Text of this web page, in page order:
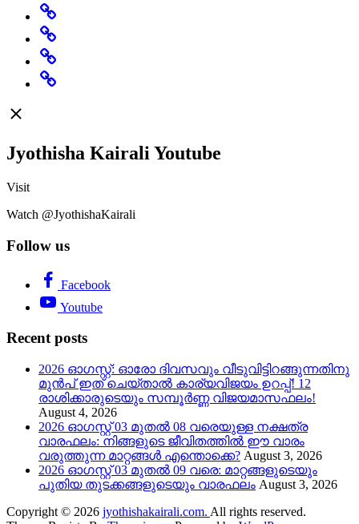
Specials
Rashi
Change
Believe
Featured
Jyothisha Kairali Youtube
Visit
Watch @JyothishaKairali
Follow us
Facebook
Youtube
Recent posts
2026 ഓഗസ്റ്റ്: ഓരോ ദിവസവും വീടുവിട്ടിറങ്ങുന്നതിനു
മുൻപ് ഇത് ചെയ്താൽ കാര്യവിജയം ഉറപ്പ്! 12
രാശിക്കാരുടെയും സമ്പൂർണ്ണ വിജയമാസഫലം!
August 4, 2026
2026 ഓഗസ്റ്റ് 03 മുതൽ 08 വരെയുള്ള നക്ഷത്ര
വാരഫലം: നിങ്ങളുടെ ജീവിതത്തിൽ ഈ വാരം
വരുത്തുന്ന മാറ്റങ്ങൾ എന്തൊക്കെ? August 3, 2026
2026 ഓഗസ്റ്റ് 03 മുതൽ 09 വരെ: മാറ്റങ്ങളുടെയും
പുതിയ തുടക്കങ്ങളുടെയും വാരഫലം August 3, 2026
Copyright © 2026 jyothishakairali.com. All rights reserved.